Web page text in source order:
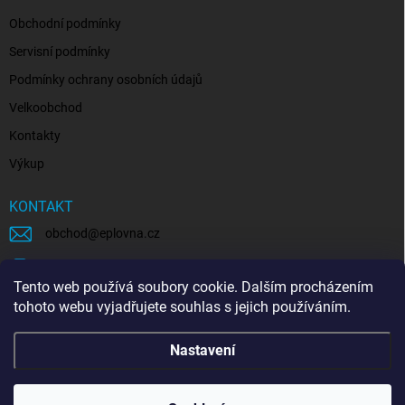
Tento web používá soubory cookie. Dalším procházením
tohoto webu vyjadřujete souhlas s jejich používáním.
Nastavení
Obchodní podmínky
Servisní podmínky
Podmínky ochrany osobních údajů
Velkoobchod
Kontakty
Výkup
KONTAKT
obchod @eplovna.cz
eplovna.cz